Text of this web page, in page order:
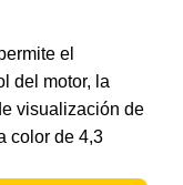
el
del motor, la
visualización de
color de 4,3